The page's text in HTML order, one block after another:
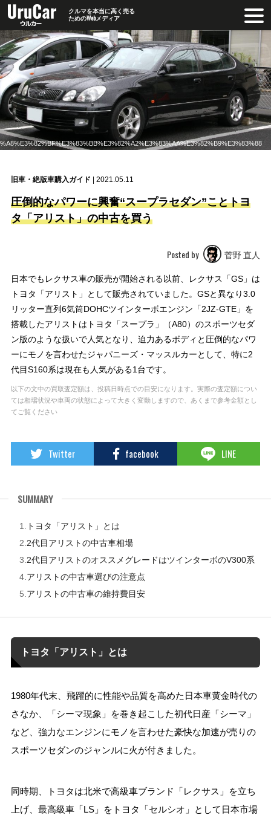
クルマを本当に高く売る
ためのWebメディア
旧車・絶版車購入ガイド | 2021.05.11
圧倒的なパワーに興奮“スープラセダン”ことトヨ
タ「アリスト」の中古を買う
Posted by 菅野 直人
日本でもレクサス車の販売が開始される以前、レクサス「GS」は
トヨタ「アリスト」として販売されていました。GSと異なり3.0
リッター直列6気筒DOHCツインターボエンジン「2JZ-GTE」を
搭載したアリストはトヨタ「スープラ」（A80）のスポーツセダ
ン版のような扱いで人気となり、迫力あるボディと圧倒的なパワ
ーにモノを言わせたジャパニーズ・マッスルカーとして、特に2
代目S160系は現在も人気がある1台です。
以下の文中の買取査定額は、投稿日時点での目安になります。実際の査定額につい
ては相場状況や車両の状態によって大きく変動しますので、あくまで参考金額とし
てご覧ください
Twitter facebook LINE
SUMMARY
トヨタ「アリスト」とは
2代目アリストの中古車相場
2代目アリストのオススメグレードはツインターボのV300系
アリストの中古車選びの注意点
アリストの中古車の維持費目安
トヨタ「アリスト」とは
1980年代末、飛躍的に性能や品質を高めた日本車黄金時代の
さなか、「シーマ現象」を巻き起こした初代日産「シーマ」
など、強力なエンジンにモノを言わせた豪快な加速が売りの
スポーツセダンのジャンルに火が付きました。
同時期、トヨタは北米で高級車ブランド「レクサス」を立ち
上げ、最高級車「LS」をトヨタ「セルシオ」として日本市場